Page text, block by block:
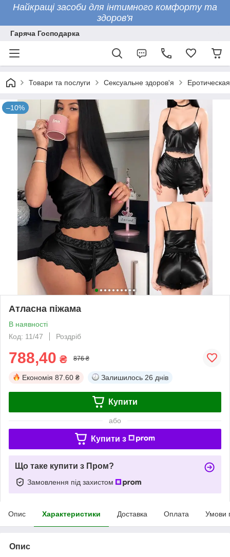
Найкращі засоби для інтимного комфорту та
здоров'я
Гаряча Господарка
Товари та послуги Сексуальне здоров'я
–10%
Атласна піжама
В наявності
Код: 11/47
Роздріб
788,40 ₴ 876 ₴
Економія 87.60 ₴ Залишилось 26 днів
Купити
або
Купити з
Що таке купити з Пром?
Замовлення під захистом
Опис Характеристики Доставка Оплата Умови
Опис